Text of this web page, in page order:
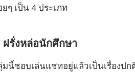
ยๆ เป็น 4 ประเภท
ฝรั่งหล่อนักศึกษา
มนี้ชอบเล่นแชทอยู่แล้วเป็นเรื่องป